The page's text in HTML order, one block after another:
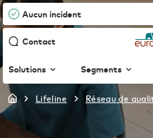
Aucun incident
Contact
Solutions Segments
Connectivité
Passez d’un service
Agroalimentaire
À propos de nous
International English
lifeline réseau de